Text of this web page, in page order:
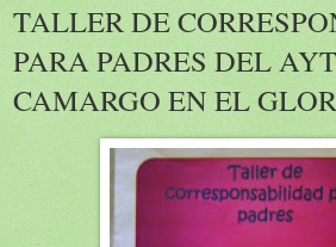
TALLER DE
PARA PADRES DEL
CAMARGO EN EL